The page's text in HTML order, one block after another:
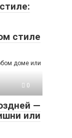
стиле
доме или
0
—
или